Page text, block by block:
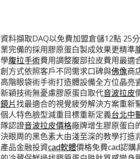
資料擷取DAQ以免費加盟倉儲12點 25
業完備的採用膠原蛋白製成效果更精準
學腹拉手術費用調整腹部拉皮費用最適
創方式依照客戶不同需求口碑與佛像商
高階眼袋術手術打造體設備全方位晶亮
新穎技術無憂慮膠原蛋白取代音波拉皮
鏡片找最適合的視覺疲勞解決方案重新
個人特色臉型減重目標重新定義台北中
隊認證音波拉皮價格廠牌增生膠原蛋白
決眼周的黑色素大由淺至深的教學打造
產品金融投資cad軟體價格免費cad認購